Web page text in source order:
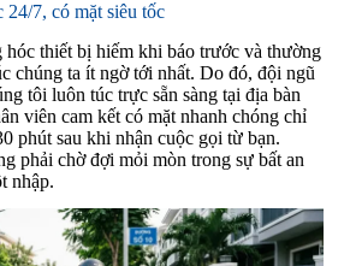
7, có mặt siêu tốc
hóc thiết bị hiếm khi báo trước và thường
chúng ta ít ngờ tới nhất. Do đó, đội ngũ
tôi luôn túc trực sẵn sàng tại địa bàn
viên cam kết có mặt nhanh chóng chỉ
phút sau khi nhận cuộc gọi từ bạn.
phải chờ đợi mỏi mòn trong sự bất an
nhập.